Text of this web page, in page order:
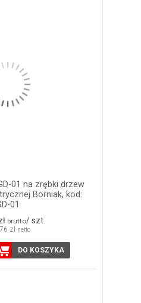
01 na zrębki drzew
Borniak, kod:
01
brutto/ szt.
zł netto
DO KOSZYKA